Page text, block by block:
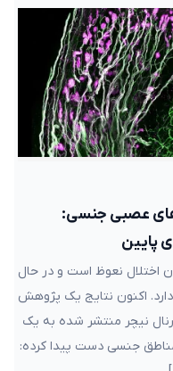
عصبی جنسی:
پایین
اختلال نعوظ است و در حال
اکنون نتایج یک پژوهش
نیچر منتشر شده به یک
جنسی دست پیدا کرده: